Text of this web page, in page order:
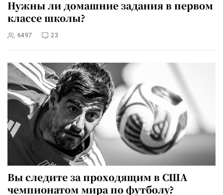
Нужны ли домашние задания в первом
классе школы?
6497 23
Вы следите за проходящим в США
чемпионатом мира по футболу?